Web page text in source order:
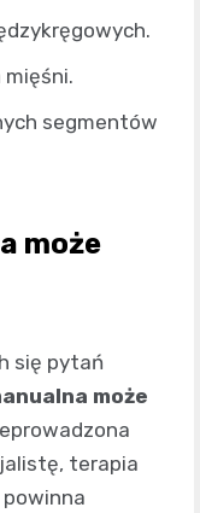
segmentów
może
się pytań
może
terapia